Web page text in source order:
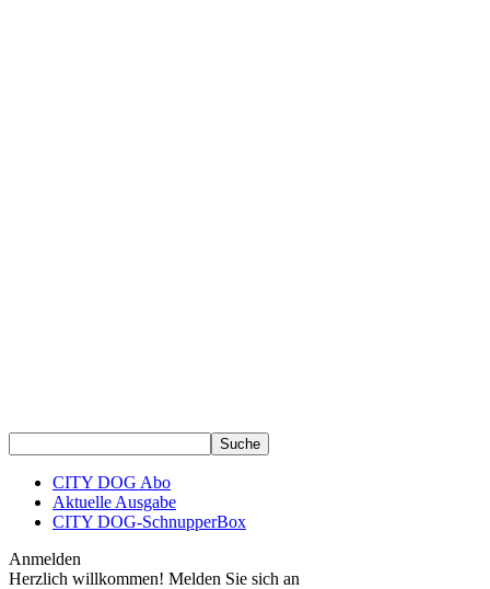
CITY DOG Abo
Aktuelle Ausgabe
CITY DOG-SchnupperBox
Anmelden
Herzlich willkommen! Melden Sie sich an